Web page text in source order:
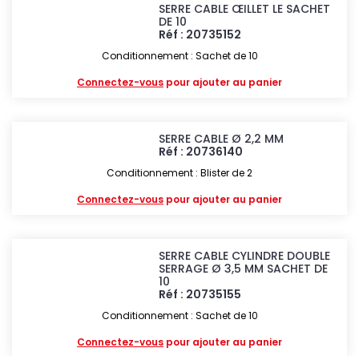
SERRE CABLE ŒILLET LE SACHET
DE 10
Réf : 20735152
Conditionnement : Sachet de 10
Connectez-vous pour ajouter au panier
SERRE CABLE Ø 2,2 MM
Réf : 20736140
Conditionnement : Blister de 2
Connectez-vous pour ajouter au panier
SERRE CABLE CYLINDRE DOUBLE
SERRAGE Ø 3,5 MM SACHET DE
10
Réf : 20735155
Conditionnement : Sachet de 10
Connectez-vous pour ajouter au panier